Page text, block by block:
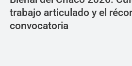
trabajo articulado y el
convocatoria